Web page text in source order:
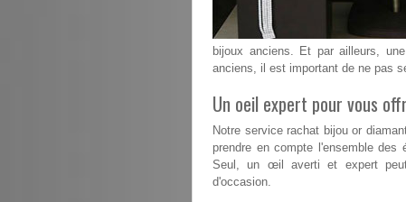
bijoux anciens. Et par ailleurs,
anciens, il est important de ne pas
Un oeil expert pour vous
Notre service rachat bijou or
prendre en compte l'ensemble
Seul, un œil averti et expert
d'occasion.